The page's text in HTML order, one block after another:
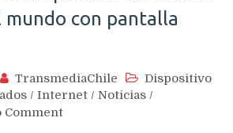
con pantalla
TransmediaChile
Dispositivo
/ Internet / Noticias /
Commenton